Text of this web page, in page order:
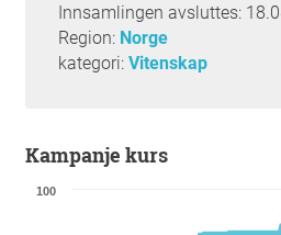
Innsamlingen avsluttes:
Region: Norge
kategori: Vitenskap
kampanje kurs
100